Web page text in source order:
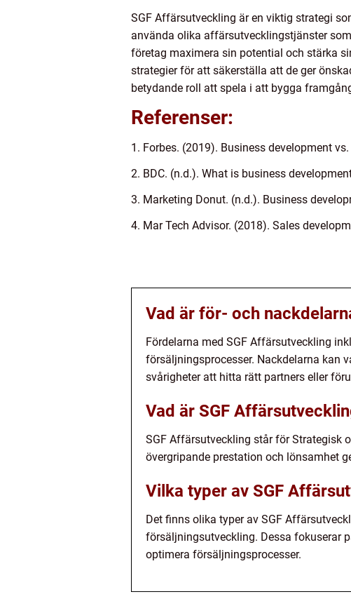
SGF Affärsutveckling är en viktig strategi
använda olika affärsutvecklingstjänster
företag maximera sin potential och stärka
strategier för att säkerställa att de ger
betydande roll att spela i att bygga
Referenser:
1. Forbes. (2019). Business development
2. BDC. (n.d.). What is business
3. Marketing Donut. (n.d.). Business
4. Mar Tech Advisor. (2018). Sales
Vad är för- och
Fördelarna med SGF Affärsutveckling
försäljningsprocesser. Nackdelarna kan
svårigheter att hitta rätt partners eller
Vad är SGF
SGF Affärsutveckling står för Strategisk
övergripande prestation och lönsamhet
Vilka typer av SGF
Det finns olika typer av SGF
försäljningsutveckling. Dessa fokuserar
optimera försäljningsprocesser.